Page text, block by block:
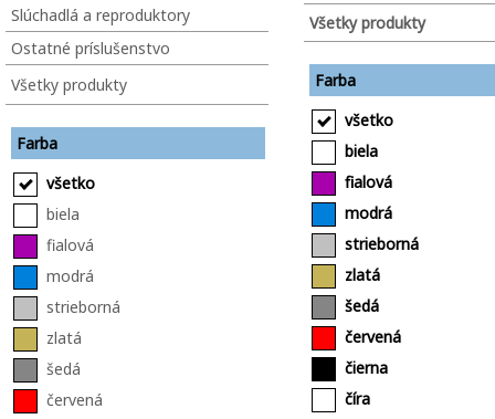
Slúchadlá a reproduktory
Ostatné príslušenstvo
Všetky produkty
Farba
všetko
biela
fialová
modrá
strieborná
zlatá
šedá
červená
Všetky produkty
Farba
všetko
biela
fialová
modrá
strieborná
zlatá
šedá
červená
čierna
číra